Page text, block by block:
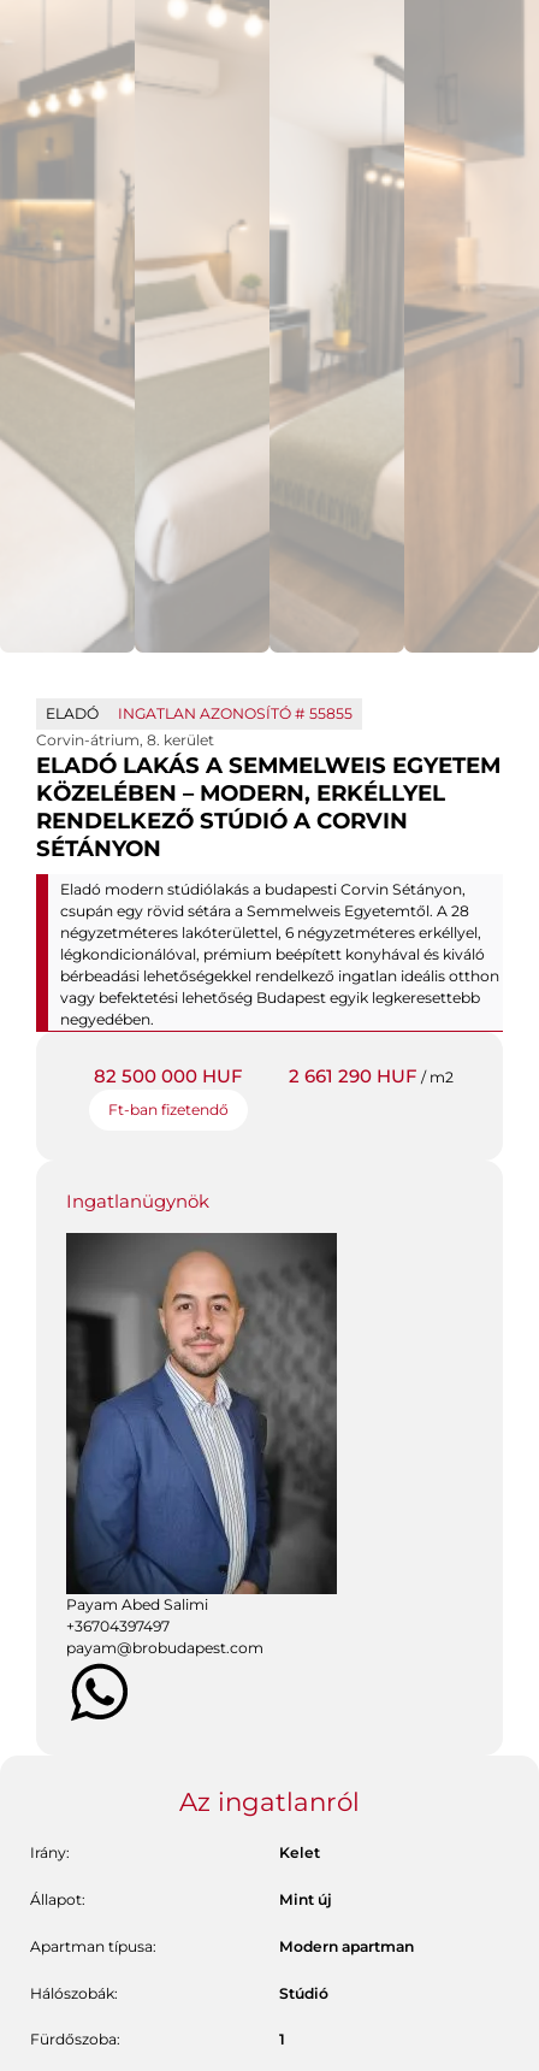
ELADÓ INGATLAN AZONOSÍTÓ # 55855
Corvin-átrium, 8. kerület
ELADÓ LAKÁS A SEMMELWEIS EGYETEM
KÖZELÉBEN – MODERN, ERKÉLLYEL
RENDELKEZŐ STÚDIÓ A CORVIN
SÉTÁNYON
Eladó modern stúdiólakás a budapesti Corvin Sétányon,
csupán egy rövid sétára a Semmelweis Egyetemtől. A 28
négyzetméteres lakóterülettel, 6 négyzetméteres erkéllyel,
légkondicionálóval, prémium beépített konyhával és kiváló
bérbeadási lehetőségekkel rendelkező ingatlan ideális otthon
vagy befektetési lehetőség Budapest egyik legkeresettebb
negyedében.
82 500 000 HUF
Ft-ban fizetendő
2 661 290 HUF / m2
Ingatlanügynök
Payam Abed Salimi
+36704397497
payam@brobudapest.com
Az ingatlanról
Irány: Kelet
Állapot: Mint új
Apartman típusa: Modern apartman
Hálószobák: Stúdió
Fürdőszoba: 1